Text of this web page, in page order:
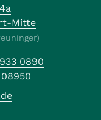
Mitte
0890
08950